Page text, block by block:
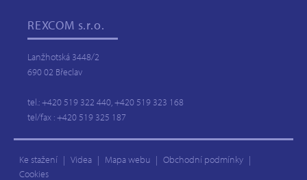
REXCOM s.r.o.
Lanžhotská 3448/2
690 02 Břeclav
tel.: +420 519 322 440, +420 519 323 168
tel/fax : +420 519 325 187
Ke stažení | Videa | Mapa webu | Obchodní podmínky |
Cookies